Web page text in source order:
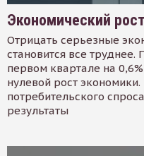
Экономический
Отрицать серьезные
становится все
первом квартале на
нулевой рост
потребительского
результаты